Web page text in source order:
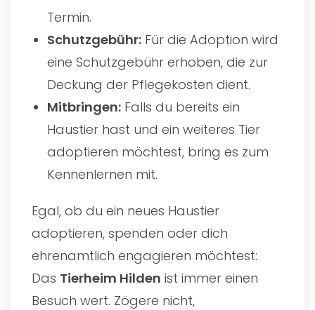
Termin.
Schutzgebühr: Für die Adoption wird
eine Schutzgebühr erhoben, die zur
Deckung der Pflegekosten dient.
Mitbringen: Falls du bereits ein
Haustier hast und ein weiteres Tier
adoptieren möchtest, bring es zum
Kennenlernen mit.
Egal, ob du ein neues Haustier
adoptieren, spenden oder dich
ehrenamtlich engagieren möchtest:
Das Tierheim Hilden ist immer einen
Besuch wert. Zögere nicht,